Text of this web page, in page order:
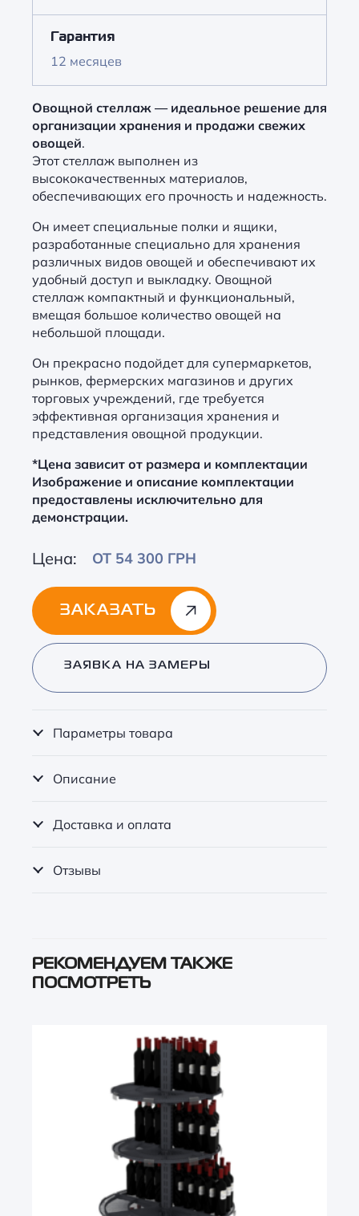
Гарантия
12 месяцев
Овощной стеллаж — идеальное решение для
организации хранения и продажи свежих
овощей.
Этот стеллаж выполнен из
высококачественных материалов,
обеспечивающих его прочность и надежность.
Он имеет специальные полки и ящики,
разработанные специально для хранения
различных видов овощей и обеспечивают их
удобный доступ и выкладку. Овощной
стеллаж компактный и функциональный,
вмещая большое количество овощей на
небольшой площади.
Он прекрасно подойдет для супермаркетов,
рынков, фермерских магазинов и других
торговых учреждений, где требуется
эффективная организация хранения и
представления овощной продукции.
*Цена зависит от размера и комплектации
Изображение и описание комплектации
предоставлены исключительно для
демонстрации.
Цена: ОТ 54 300 ГРН
ЗАКАЗАТЬ
Alternative:
ЗАЯВКА НА ЗАМЕРЫ
Параметры товара
Описание
Доставка и оплата
Отзывы
РЕКОМЕНДУЕМ ТАКЖЕ
ПОСМОТРЕТЬ